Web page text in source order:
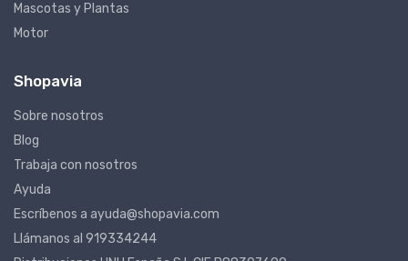
Mascotas y Plantas
Motor
Shopavia
Sobre nosotros
Blog
Trabaja con nosotros
Ayuda
Escríbenos a ayuda@shopavia.com
Llámanos al 919334244